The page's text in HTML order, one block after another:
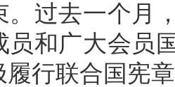
。过去一个月
员和广大会员
履行联合国宪